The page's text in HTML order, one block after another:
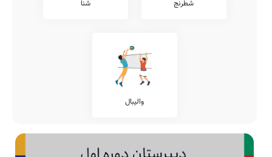
شطرنج شنا
والیبال